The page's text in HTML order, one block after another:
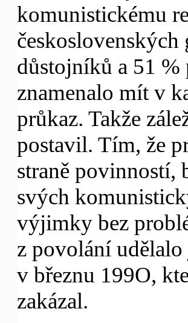
komunistickému
důstojníků a 51
znamenalo mít v
průkaz. Takže
postavil. Tím, že
straně povinností,
svých
výjimky bez
z povolání
v březnu 199O,
zakázal.